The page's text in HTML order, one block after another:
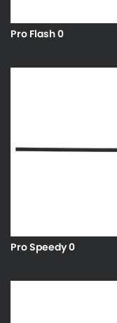
Pro Flash 0
Pro Speedy 0